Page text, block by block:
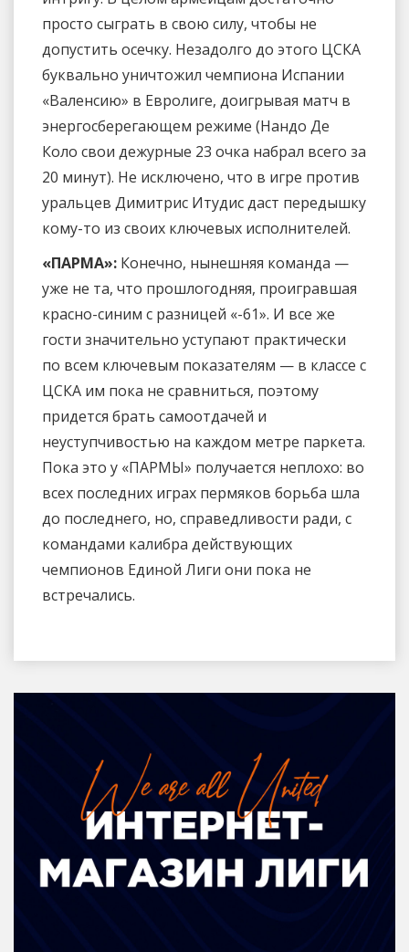
просто сыграть в свою силу, чтобы не
допустить осечку. Незадолго до этого ЦСКА
буквально уничтожил чемпиона Испании
«Валенсию» в Евролиге, доигрывая матч в
энергосберегающем режиме (Нандо Де
Коло свои дежурные 23 очка набрал всего за
20 минут). Не исключено, что в игре против
уральцев Димитрис Итудис даст передышку
кому-то из своих ключевых исполнителей.
«ПАРМА»: Конечно, нынешняя команда —
уже не та, что прошлогодняя, проигравшая
красно-синим с разницей «-61». И все же
гости значительно уступают практически
по всем ключевым показателям — в классе с
ЦСКА им пока не сравниться, поэтому
придется брать самоотдачей и
неуступчивостью на каждом метре паркета.
Пока это у «ПАРМЫ» получается неплохо: во
всех последних играх пермяков борьба шла
до последнего, но, справедливости ради, с
командами калибра действующих
чемпионов Единой Лиги они пока не
встречались.